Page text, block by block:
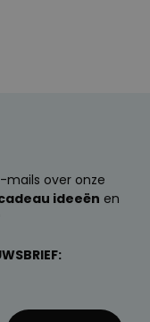
mails over onze
ideeën en